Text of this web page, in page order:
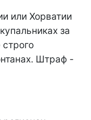
или Хорватии
за
Штраф -